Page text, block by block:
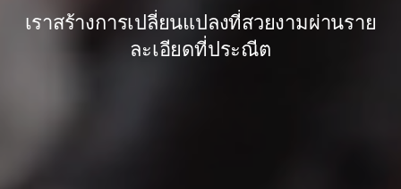
เราสร้างการเปลี่ยนแปลงที่สวยงามผ่านราย
ละเอียดที่ประณีต
เรายืนยันให้บริการที่ปลอดภัยเท่านั้น
เพื่อดูแลไม่เพียงแค่ภายนอกแต่ยังรวมถึงจิตใจ